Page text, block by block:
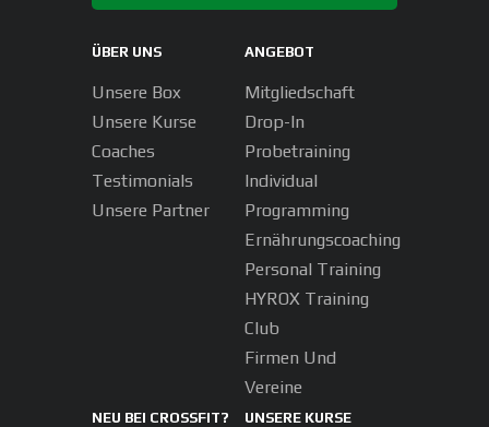
ÜBER UNS
Unsere Box
Unsere Kurse
Coaches
Testimonials
Unsere Partner
ANGEBOT
Mitgliedschaft
Drop-In
Probetraining
Individual
Programming
Ernährungscoaching
Personal Training
HYROX Training
Club
Firmen Und
Vereine
NEU BEI CROSSFIT? UNSERE KURSE